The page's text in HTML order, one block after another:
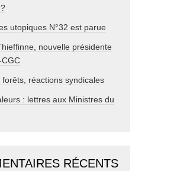
utopiques N°32 est parue
nouvelle présidente
forêts, réactions syndicales
: lettres aux Ministres du
RÉCENTS